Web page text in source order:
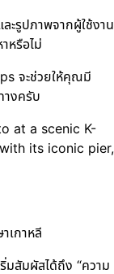
ะรูปภาพจากผู้ใช้งาน
หรือไม่
จะช่วยให้คุณมี
างครับ
at a scenic K-
its iconic pier,
เกาหลี
มสัมผัสได้ถึง “ความ